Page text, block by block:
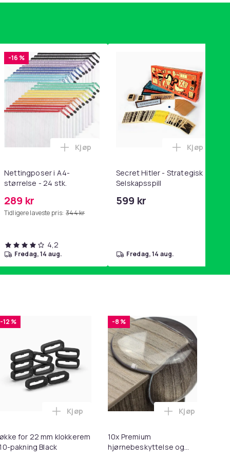
- mage- og kjernetrening, yoga og
AG10 / LR1130 / LR54 / 189 / 10-pakning PKcell i
-16 %
Nettingposer i A4-
størrelse - 24 stk.
289 kr
Tidligere laveste pris: 344 kr
Legg Nettingposer i A4-størrelse - 24
Kjøp
4,2
fredag, 14 aug.
Secret Hitler - Strategisk
Selskapsspill
599 kr
Legg
Kjøp
fredag, 14 aug.
- Grå i handlekurventil iPhone/iPad i handlekurven
til HDMI-omformer 1080p i handlekurven
-12 %
for 22 mm klokkerem
pakning Black
Legg Løkke for 22 mm klokkerem i 10-
Kjøp
-8 %
10x Premium
hjørnebeskyttelse og
Legg 10x
Kjøp